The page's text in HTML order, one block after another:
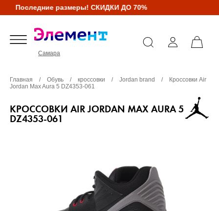
Последние размеры! СКИДКИ ДО 70%
Самара
Главная / Обувь / кроссовки / Jordan brand /
Кроссовки Air
Jordan Max Aura 5 DZ4353-061
КРОССОВКИ AIR JORDAN MAX AURA 5
DZ4353-061